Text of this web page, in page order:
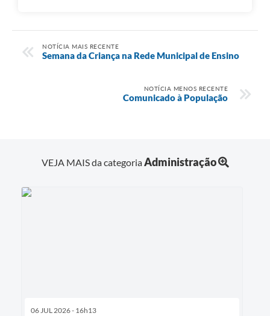
NOTÍCIA MAIS RECENTE
Semana da Criança na Rede Municipal de Ensino
NOTÍCIA MENOS RECENTE
Comunicado à População
VEJA MAIS da categoriaAdministração
06 JUL 2026 - 16h13